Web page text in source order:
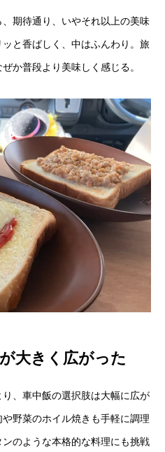
期待通り、いやそれ以上の美味
と香ばしく、中はふんわり。旅
か普段より美味しく感じる。
大きく広がった
、車中飯の選択肢は大幅に広が
野菜のホイル焼きも手軽に調理
のような本格的な料理にも挑戦